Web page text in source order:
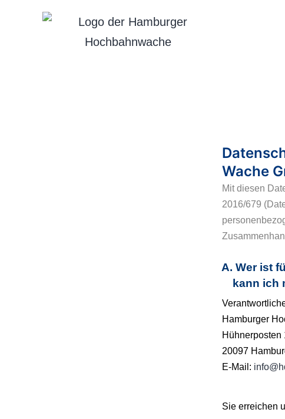
Wache
Mit diesen
2016/679
A. Wer ist
kann ich
Hamburger
Hühnerposten
20097
E-Mail:
Sie erreichen